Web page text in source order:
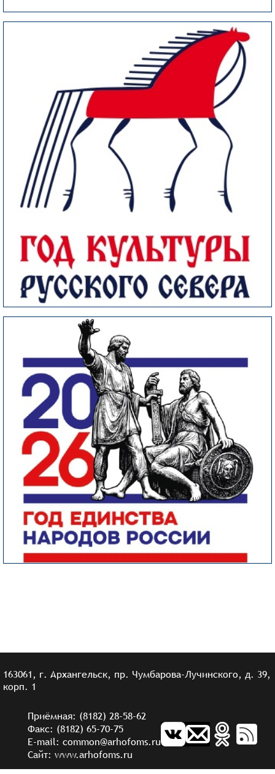
163061, г. Архангельск, пр. Чумбарова-Лучинского, д. 39,
корп. 1
Приёмная: (8182) 28-58-62
Факс: (8182) 65-70-75
E-mail: common@arhofoms.ru
Сайт: www.arhofoms.ru